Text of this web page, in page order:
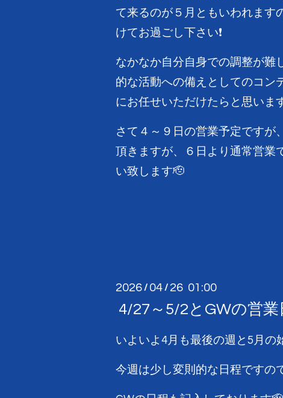
て来るのが５月ともいわれます
けてお過ごし下さい❗
なかなか自分自身での調整が難
的な活動への備えとしてのコン
にお任せいただけたらと思いま
さて４～９日の営業予定ですが
頂きますが、６日より通常営業
い致します🫡
2026 / 04 / 26 01:00
4/27～5/2とGWの営
いよいよ4月も最後の週と5月の
今週は少し変則的な日程ですの